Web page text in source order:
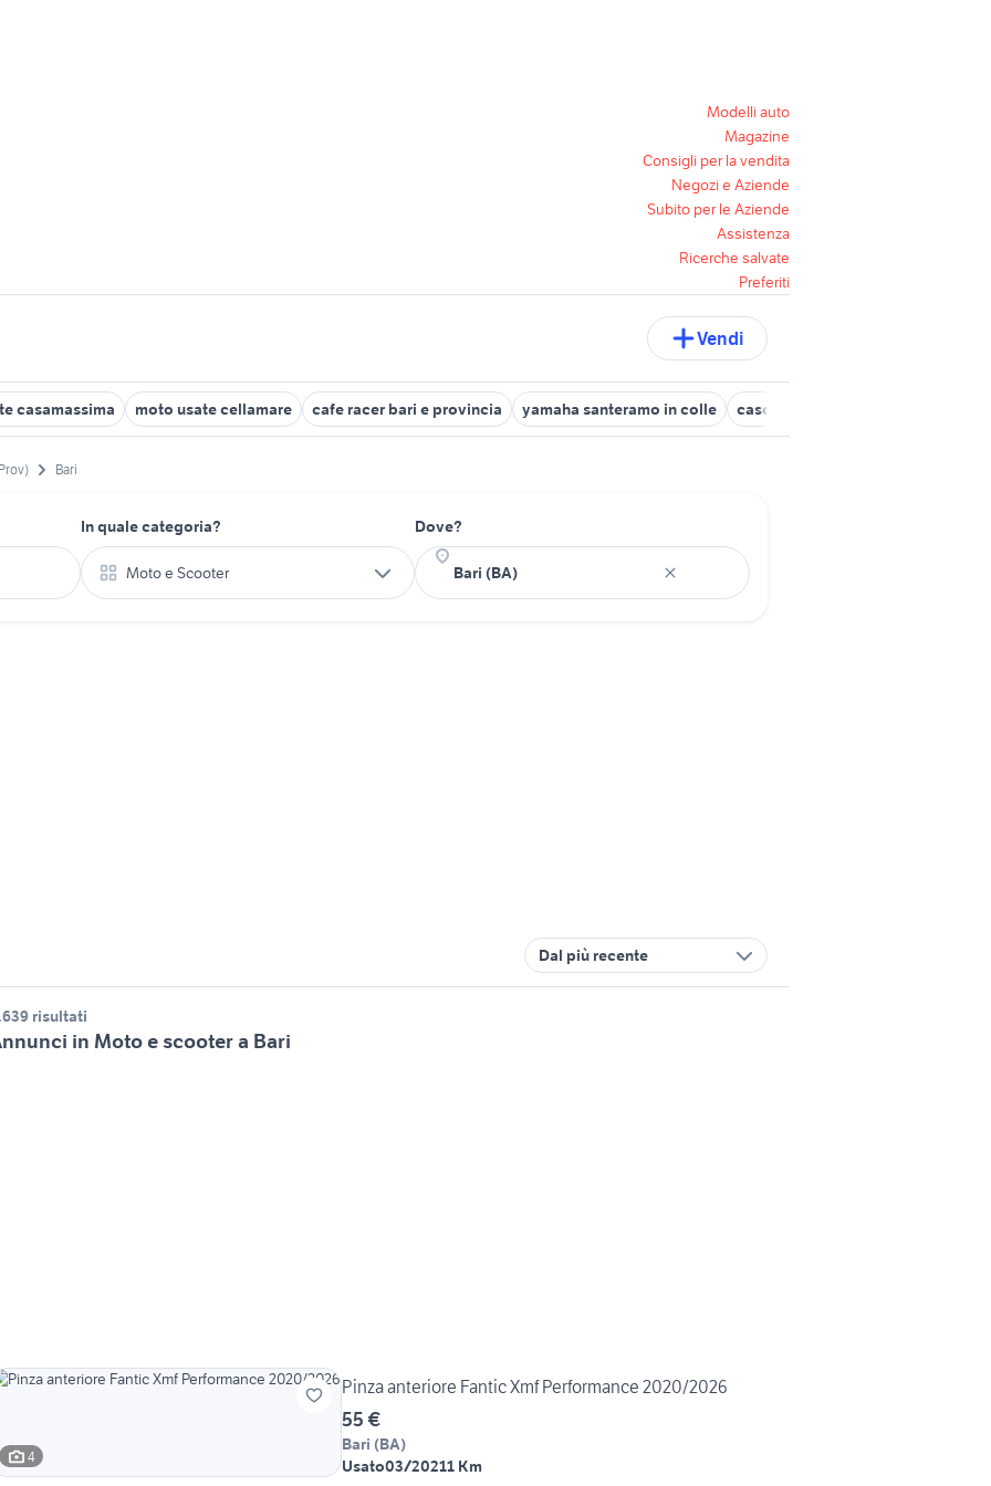
Modelli auto
Magazine
Consigli per la vendita
Negozi e Aziende
Subito per le Aziende
Assistenza
Ricerche salvate
Preferiti
Vendi
casamassima moto usate cellamare cafe racer bari e provincia yamaha santeramo in colle casco accessori moto Bari
Bari
In quale categoria?
Moto e Scooter
Dove?
Dal più recente
risultati
in Moto e scooter a Bari
4
Pinza anteriore Fantic Xmf Performance 2020/2026
55 €
Bari (BA)
Usato03/20211 Km